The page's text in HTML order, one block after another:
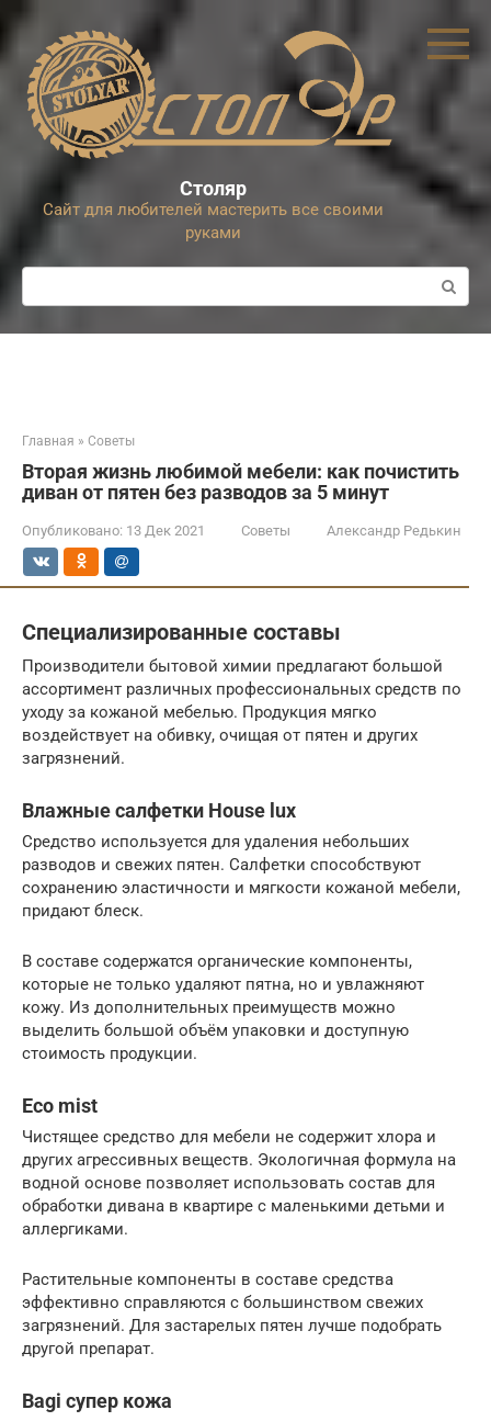
контенту
Столяр
Сайт для любителей мастерить все своими
руками
Главная » Советы
Вторая жизнь любимой мебели: как почистить
диван от пятен без разводов за 5 минут
Опубликовано: 13 Дек 2021 Советы Александр Редькин
Специализированные составы
Производители бытовой химии предлагают большой
ассортимент различных профессиональных средств по
уходу за кожаной мебелью. Продукция мягко
воздействует на обивку, очищая от пятен и других
загрязнений.
Влажные салфетки House lux
Средство используется для удаления небольших
разводов и свежих пятен. Салфетки способствуют
сохранению эластичности и мягкости кожаной мебели,
придают блеск.
В составе содержатся органические компоненты,
которые не только удаляют пятна, но и увлажняют
кожу. Из дополнительных преимуществ можно
выделить большой объём упаковки и доступную
стоимость продукции.
Eco mist
Чистящее средство для мебели не содержит хлора и
других агрессивных веществ. Экологичная формула на
водной основе позволяет использовать состав для
обработки дивана в квартире с маленькими детьми и
аллергиками.
Растительные компоненты в составе средства
эффективно справляются с большинством свежих
загрязнений. Для застарелых пятен лучше подобрать
другой препарат.
Bagi супер кожа